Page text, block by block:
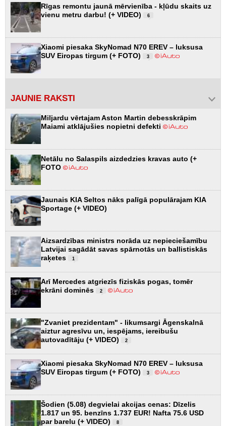
Rīgas remontu jaunā mērvienība - kļūdu skaits uz
vienu metru darbu! (+ VIDEO)
6
Xiaomi piesaka SkyNomad N70 EREV – luksusa
SUV Eiropas tirgum (+ FOTO)
3
JAUNIE RAKSTI
Miljardu vērtajam Aston Martin debesskrāpim
Maiami atklājušies nopietni defekti
Netālu no Salaspils aizdedzies kravas auto (+
FOTO
Jaunais KIA Seltos nāks palīgā populārajam KIA
Sportage (+ VIDEO)
Aizsardzības ministrs norāda uz nepieciešamību
Latvijai sagādāt savas spārnotās un ballistiskās
raķetes
1
Arī Mercedes atgriezīs fiziskās pogas, tomēr
ekrāni dominēs
2
"Zvaniet prezidentam" - likumsargi Āgenskalnā
aiztur agresīvu un, iespējams, iereibušu
autovadītāju (+ VIDEO)
2
Xiaomi piesaka SkyNomad N70 EREV – luksusa
SUV Eiropas tirgum (+ FOTO)
3
Šodien (5.08) degvielai akcijas cenas: Dīzelis
1.817 un 95. benzīns 1.737 EUR! Nafta 75.6 USD
par barelu (+ VIDEO)
8